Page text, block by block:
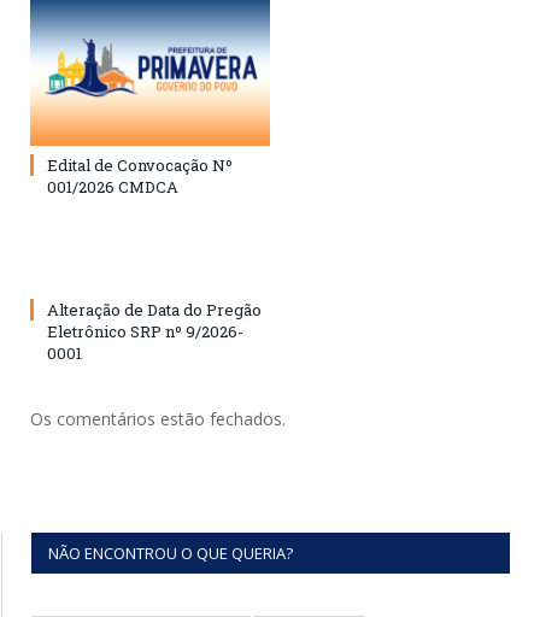
Edital de Convocação Nº
001/2026 CMDCA
Alteração de Data do Pregão
Eletrônico SRP nº 9/2026-
0001
Os comentários estão fechados.
NÃO ENCONTROU O QUE QUERIA?